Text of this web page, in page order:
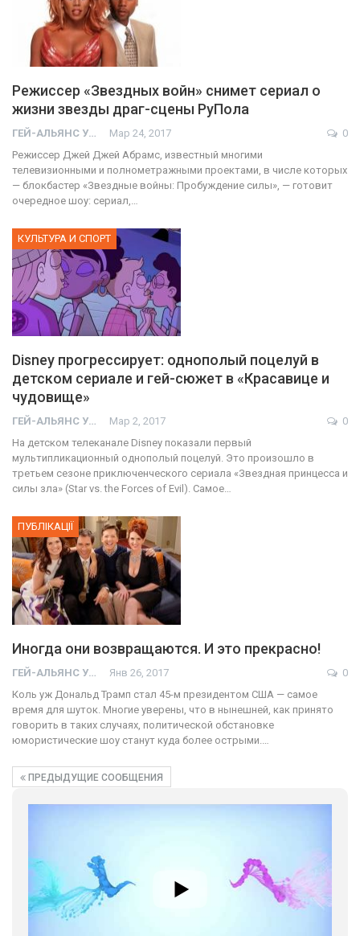
Режиссер «Звездных войн» снимет сериал о
жизни звезды драг-сцены РуПола
ГЕЙ-АЛЬЯНС УКРАИНА Мар 24, 2017
0
Режиссер Джей Джей Абрамс, известный многими
телевизионными и полнометражными проектами, в числе которых
— блокбастер «Звездные войны: Пробуждение силы», — готовит
очередное шоу: сериал,…
КУЛЬТУРА И СПОРТ
Disney прогрессирует: однополый поцелуй в
детском сериале и гей-сюжет в «Красавице и
чудовище»
ГЕЙ-АЛЬЯНС УКРАИНА Мар 2, 2017
0
На детском телеканале Disney показали первый
мультипликационный однополый поцелуй. Это произошло в
третьем сезоне приключенческого сериала «Звездная принцесса и
силы зла» (Star vs. the Forces of Evil). Самое…
ПУБЛІКАЦІЇ
Иногда они возвращаются. И это прекрасно!
ГЕЙ-АЛЬЯНС УКРАИНА Янв 26, 2017
0
Коль уж Дональд Трамп стал 45-м президентом США — самое
время для шуток. Многие уверены, что в нынешней, как принято
говорить в таких случаях, политической обстановке
юмористические шоу станут куда более острыми.…
ПРЕДЫДУЩИЕ СООБЩЕНИЯ